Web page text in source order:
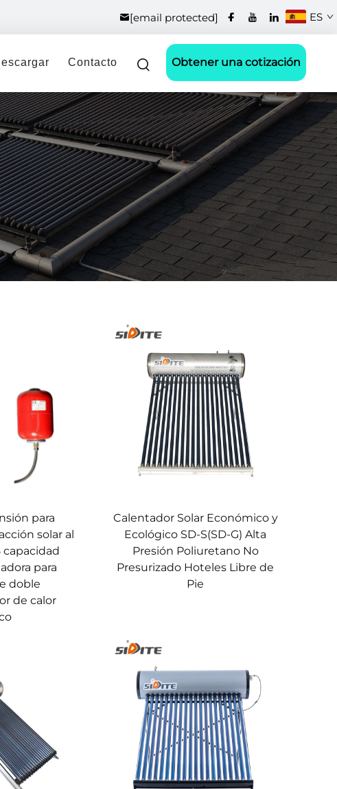
[email protected] ES
Contacto Obtener una cotización
para
solar al
capacidad
para
doble
de calor
Calentador Solar Económico y
Ecológico SD-S(SD-G) Alta
Presión Poliuretano No
Presurizado Hoteles Libre de
Pie